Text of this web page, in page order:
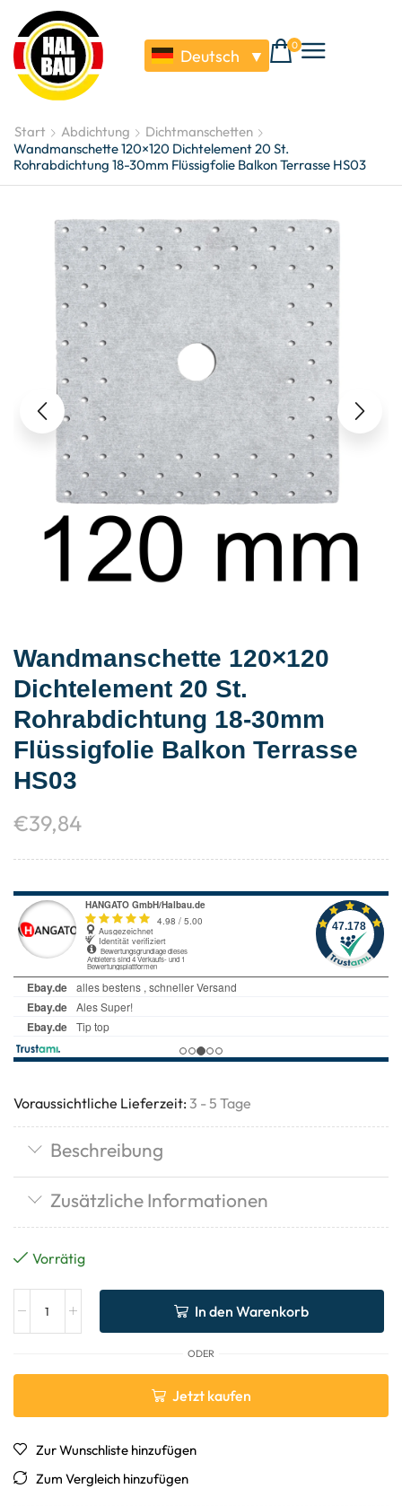
Deutsch ▼
0
Start Abdichtung
Dichtmanschetten
Wandmanschette 120×120 Dichtelement 20 St.
Rohrabdichtung 18-30mm Flüssigfolie Balkon Terrasse HS03
Wandmanschette 120×120
Dichtelement 20 St.
Rohrabdichtung 18-30mm
Flüssigfolie Balkon Terrasse
HS03
€39,84
Voraussichtliche Lieferzeit: 3 - 5 Tage
Beschreibung
Zusätzliche Informationen
Vorrätig
In den Warenkorb
ODER
Jetzt kaufen
Zur Wunschliste hinzufügen
Zum Vergleich hinzufügen